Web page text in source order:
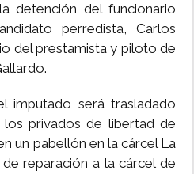
detención del funcionario
perredista, Carlos
del prestamista y piloto de
imputado será trasladado
privados de libertad de
un pabellón en la cárcel La
reparación a la cárcel de